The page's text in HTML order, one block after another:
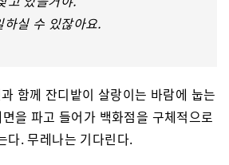
실 수 있잖아요.
함께 잔디밭이 살랑이는 바람에 눕는
을 파고 들어가 백화점을 구체적으로
다. 무레나는 기다린다.